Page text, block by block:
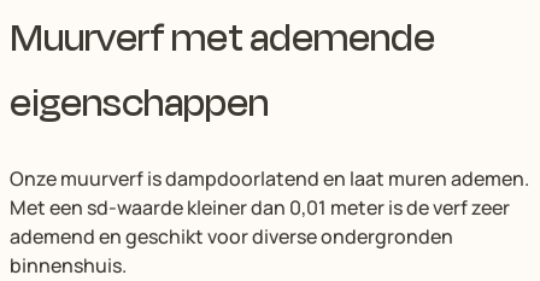
Muurverf met ademende
eigenschappen
Onze muurverf is dampdoorlatend en laat muren ademen.
Met een sd-waarde kleiner dan 0,01 meter is de verf zeer
ademend en geschikt voor diverse ondergronden
binnenshuis.